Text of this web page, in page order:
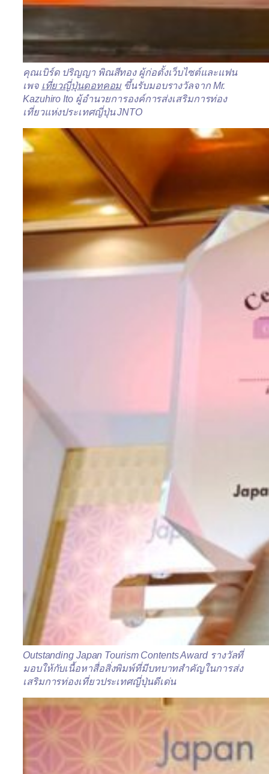
คุณเบิร์ด ปริญญา พิณสีทองผู้ก่อตั้งเว็บไซต์และแฟน
เพจ เที่ยวญี่ปุ่นดอทคอมขึ้นรับมอบรางวัลจาก Mr.
Kazuhiro Itoผู้อำนวยการองค์การส่งเสริมการท่อง
เที่ยวแห่งประเทศญี่ปุ่นJNTO
Outstanding Japan Tourism Contents Awardรางวัลที่
มอบให้กับเนื้อหาสื่อสิ่งพิมพ์ที่มีบทบาทสำคัญในการส่ง
เสริมการท่องเที่ยวประเทศญี่ปุ่นดีเด่น